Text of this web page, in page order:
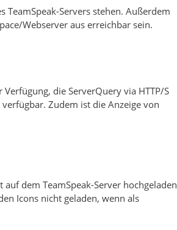
TeamSpeak-Servers stehen. Außerdem
Webserver aus erreichbar sein.
die ServerQuery via HTTP/S
Zudem ist die Anzeige von
dem TeamSpeak-Server hochgeladen
Icons nicht geladen, wenn als